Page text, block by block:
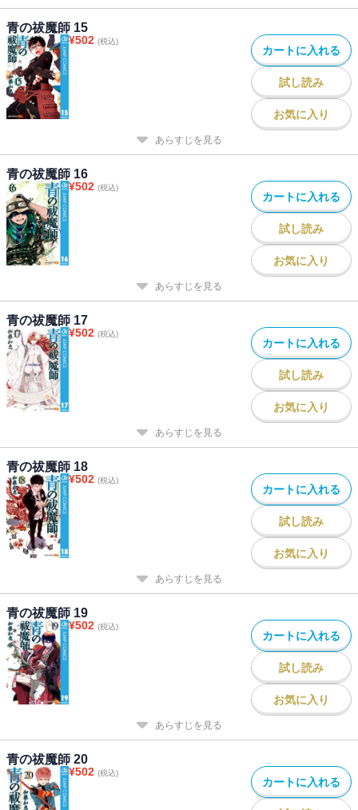
青の祓魔師 15
¥502 (税込)
カートに入れる
試し読み
お気に入り
あらすじを見る
青の祓魔師 16
¥502 (税込)
カートに入れる
試し読み
お気に入り
あらすじを見る
青の祓魔師 17
¥502 (税込)
カートに入れる
試し読み
お気に入り
あらすじを見る
青の祓魔師 18
¥502 (税込)
カートに入れる
試し読み
お気に入り
あらすじを見る
青の祓魔師 19
¥502 (税込)
カートに入れる
試し読み
お気に入り
あらすじを見る
青の祓魔師 20
¥502 (税込)
カートに入れる